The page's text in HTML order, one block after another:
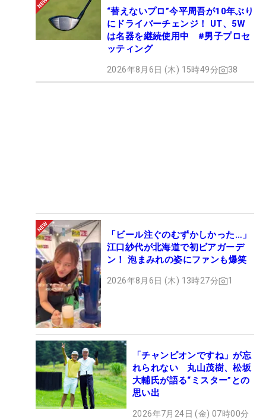
“替えないプロ”今平周吾が10年ぶり
にドライバーチェンジ！ UT、5W
は名器を継続使用中 #男子プロセ
ッティング
2026年8月6日 (木) 15時49分 38
「ビール注ぐのむずかしかった…」
江口紗代が北海道で初ビアガーデ
ン！ 泡まみれの姿にファンも爆笑
2026年8月6日 (木) 13時27分 1
「チャンピオンですね」が忘
れられない 丸山茂樹、松坂
大輔氏が語る“ミスター”との
思い出
2026年7月24日 (金) 07時00分